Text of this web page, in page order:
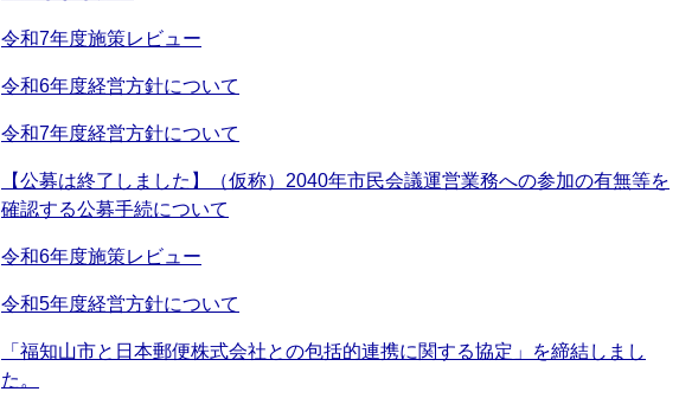
令和7年度施策レビュー
令和6年度経営方針について
令和7年度経営方針について
【公募は終了しました】（仮称）2040年市民会議運営業務への参加の有無等を
確認する公募手続について
令和6年度施策レビュー
令和5年度経営方針について
「福知山市と日本郵便株式会社との包括的連携に関する協定」を締結しまし
た。